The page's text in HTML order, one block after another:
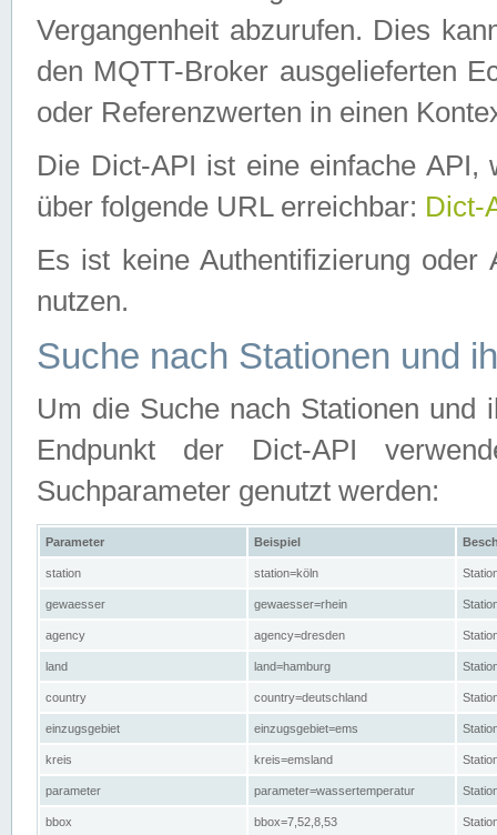
Vergangenheit abzurufen. Dies
den MQTT-Broker ausgelieferten
oder Referenzwerten in einen
Die Dict-API ist eine einfache API,
über folgende URL erreichbar: Dict-
Es ist keine Authentifizierung
nutzen.
Suche nach Stationen und
Um die Suche nach Stationen und
Endpunkt der Dict-API
Suchparameter genutzt werden:
Parameter Beispiel
station station=köln
gewaesser gewaesser=rhein
agency agency=dresden
land land=hamburg
country country=deutschland
einzugsgebiet einzugsgebiet=ems
kreis kreis=emsland
parameter parameter=wassertemperatur
bbox bbox=7,52,8,53